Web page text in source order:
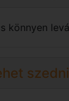
könnyen